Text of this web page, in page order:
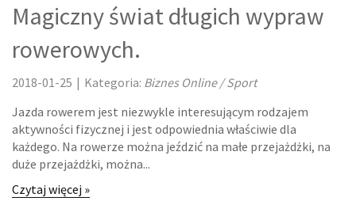
ZWIEDZANIE
HOTELE I NOCLEGI
PODRÓŻE
WYPOCZYNEK
Magiczny świat długich wypraw
rowerowych.
2018-01-25 | Kategoria: Biznes Online / Sport
Jazda rowerem jest niezwykle interesującym rodzajem
aktywności fizycznej i jest odpowiednia właściwie dla
każdego. Na rowerze można jeździć na małe przejażdżki, na
duże przejażdżki, można...
Czytaj więcej »